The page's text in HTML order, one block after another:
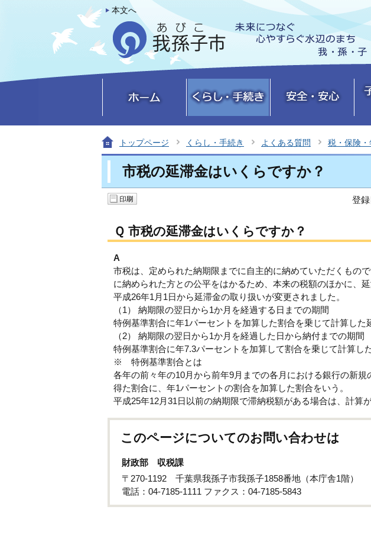
本文へ
トップページ くらし・手続き よくある質問 税・保険・
市税の延滞金はいくらですか？
登
Ｑ 市税の延滞金はいくらですか？
A
市税は、定められた納期限までに自主的に納めていただくもの
に納められた方との公平をはかるため、本来の税額のほかに、
平成26年1月1日から延滞金の取り扱いが変更されました。
（1） 納期限の翌日から1か月を経過する日までの期間
特例基準割合に年1パーセントを加算した割合を乗じて計算した
（2） 納期限の翌日から1か月を経過した日から納付までの期間
特例基準割合に年7.3パーセントを加算して割合を乗じて計算し
※ 特例基準割合とは
各年の前々年の10月から前年9月までの各月における銀行の新
得た割合に、年1パーセントの割合を加算した割合をいう。
平成25年12月31日以前の納期限で滞納税額がある場合は、計算
このページについてのお問い合わせは
財政部 収税課
〒270-1192 千葉県我孫子市我孫子1858番地（本庁舎1階）
電話：04-7185-1111 ファクス：04-7185-5843